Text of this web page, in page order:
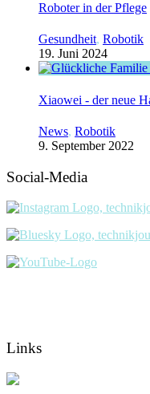
Roboter in der Pflege
Gesundheit, Robotik
19. Juni 2024
Xiaowei - der neue
News, Robotik
9. September 2022
Social-Media
Links